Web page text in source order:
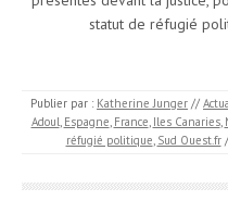
statut de réfugié
Publier par : Katherine Junger //
Adoul, Espagne, France, Iles Canaries,
réfugié politique, Sud Ouest.fr